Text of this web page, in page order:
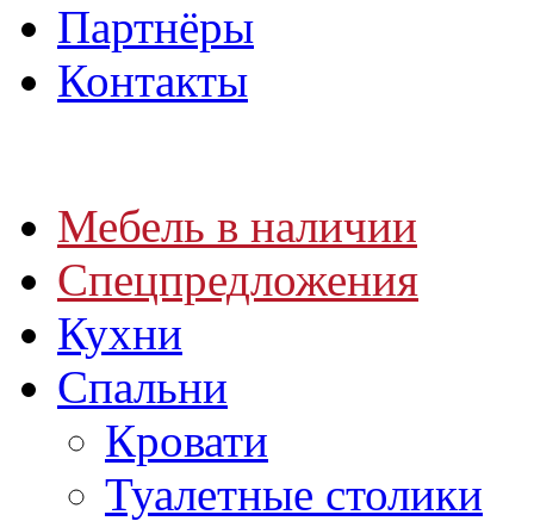
Партнёры
Контакты
Мебель в наличии
Спецпредложения
Кухни
Спальни
Кровати
Туалетные столики